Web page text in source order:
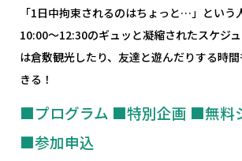
「1日中拘束されるのはちょっと…」という
10:00～12:30のギュッと凝縮されたスケジ
は倉敷観光したり、友達と遊んだりする時
きる！
■プログラム ■特別企画 ■無料
■参加申込